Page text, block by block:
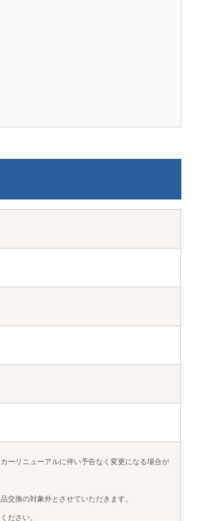
ーリニューアルに伴い予告なく変更になる場合が
交換の対象外とさせていただきます。
ださい。